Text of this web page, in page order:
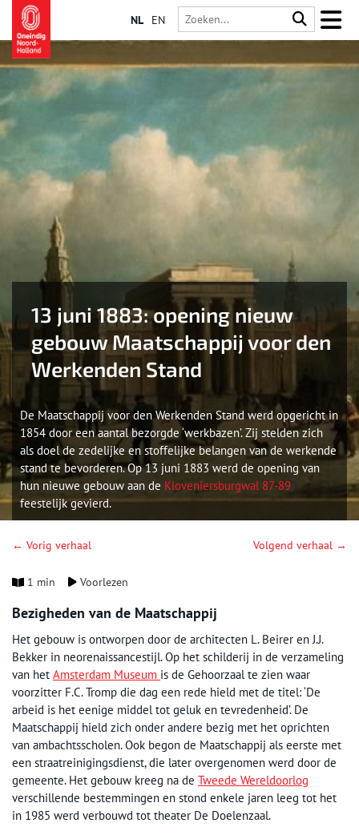
NL EN
13 juni 1883: opening nieuw
gebouw Maatschappij voor den
Werkenden Stand
De Maatschappij voor den Werkenden Stand werd opgericht in
1854 door een aantal bezorgde ‘werkbazen’. Zij stelden zich
als doel de zedelijke en stoffelijke belangen van de werkende
stand te bevorderen. Op 13 juni 1883 werd de opening van
hun nieuwe gebouw aan de Kloveniersburgwal 87-89
feestelijk gevierd.
← Vorig verhaal Volgend verhaal →
1 min Voorlezen
Bezigheden van de Maatschappij
Het gebouw is ontworpen door de architecten L. Beirer en J.J.
Bekker in neorenaissancestijl. Op het schilderij in de verzameling
van het Amsterdam Museum is de Gehoorzaal te zien waar
voorzitter F.C. Tromp die dag een rede hield met de titel: ‘De
arbeid is het eenige middel tot geluk en tevredenheid’. De
Maatschappij hield zich onder andere bezig met het oprichten
van ambachtsscholen. Ook begon de Maatschappij als eerste met
een straatreinigingsdienst, die later overgenomen werd door de
gemeente. Het gebouw kreeg na de Tweede Wereldoorlog
verschillende bestemmingen en stond enkele jaren leeg tot het
in 1985 werd verbouwd tot theater De Doelenzaal.